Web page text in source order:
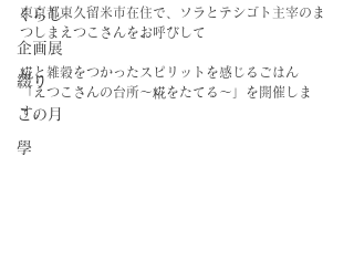
くらし
企画展
綴り
この月
學
東京都東久留米市在住で、ソラとテシゴト主宰のま
つしまえつこさんをお呼びして
糀と雑穀をつかったスピリットを感じるごはん
「えつこさんの台所～糀をたてる～」を開催しま
す。